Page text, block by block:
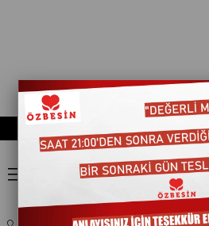
KOZMETIK AGIZ BAKIM 203001